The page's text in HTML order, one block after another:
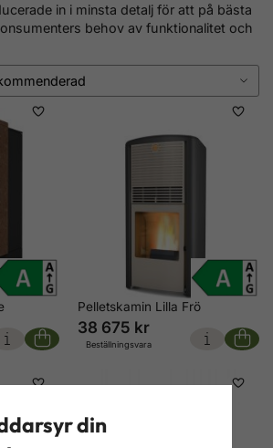
in i minsta detalj för att på bästa
behov av funktionalitet och
Pelletskamin Lilla Frö
38 675 kr
Beställningsvara
din